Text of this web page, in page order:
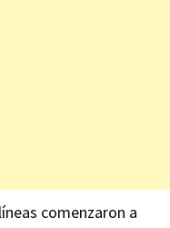
comenzaron a